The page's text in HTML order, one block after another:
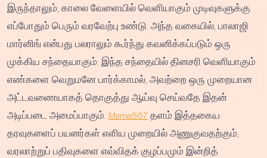
இருந்தாலும், காலை வேளையில் வெளியாகும் முடிவுகளுக்கு
எப்போதும் பெரும் வரவேற்பு உண்டு. அந்த வகையில், பாலாஜி
மார்னிங் என்பது பலராலும் கூர்ந்து கவனிக்கப்படும் ஒரு
முக்கிய சந்தையாகும். இந்த சந்தையில் தினசரி வெளியாகும்
எண்களை வெறுமனே பார்க்காமல், அவற்றை ஒரு முறையான
அட்டவணையாகத் தொகுத்து ஆய்வு செய்வதே இதன்
அடிப்படை அமைப்பாகும். Mama567 தளம் இத்தகைய
தரவுகளைப் பயனர்கள் எளிய முறையில் அணுகுவதற்கும்,
வரலாற்றுப் பதிவுகளை எவ்விதக் குழப்பமும் இன்றித்